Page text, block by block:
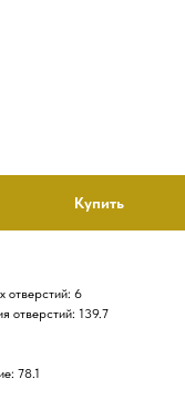
Купить
отверстий: 6
отверстий: 139.7
78.1